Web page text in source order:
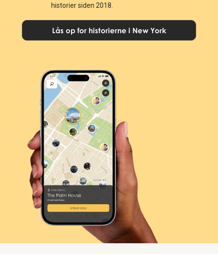
historier siden 2018.
Lås op for historierne i New York